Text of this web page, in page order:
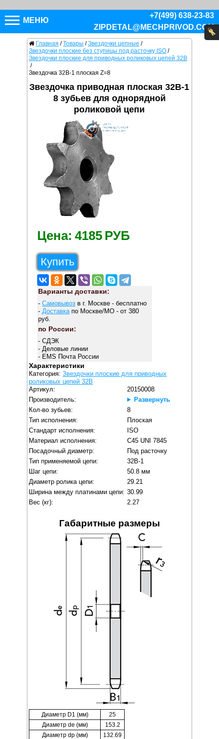
МЕНЮ
+7(499) 638-23-83
ZIPDETAL@MECHPRIVOD.COM
Главная / Товары / Звездочки цепные /
Звездочки плоские без ступицы под расточку ISO /
Звездочки плоские для приводных роликовых цепей 32B
/
Звездочка 32B-1 плоская Z=8
Звездочка приводная плоская 32B-1
8 зубьев для однорядной
роликовой цепи
Цена: 4185 РУБ
Купить
Варианты доставки:
- Самовывозв г. Москве - бесплатно
- Доставкапо Москве/МО - от 380
руб.
по России:
- СДЭК
- Деловые линии
- EMS Почта России
Характеристики
Категория:Звездочки плоские для приводных
роликовых цепей 32B
Артикул:
20150008
Производитель:
Развернуть
Кол-во зубьев:
8
Тип исполнения:
Плоская
Стандарт исполнения:
ISO
Материал исполнения:
C45 UNI 7845
Посадочный диаметр:
Под расточку
Тип применяемой цепи:
32B-1
Шаг цепи:
50.8 мм
Диаметр ролика цепи:
29.21
Ширина между платинами цепи: 30.99
Вес (кг):
2.27
Габаритные размеры
Диаметр D1 (мм)
25
Диаметр de (мм)
153.2
Диаметр dp (мм)
132.69